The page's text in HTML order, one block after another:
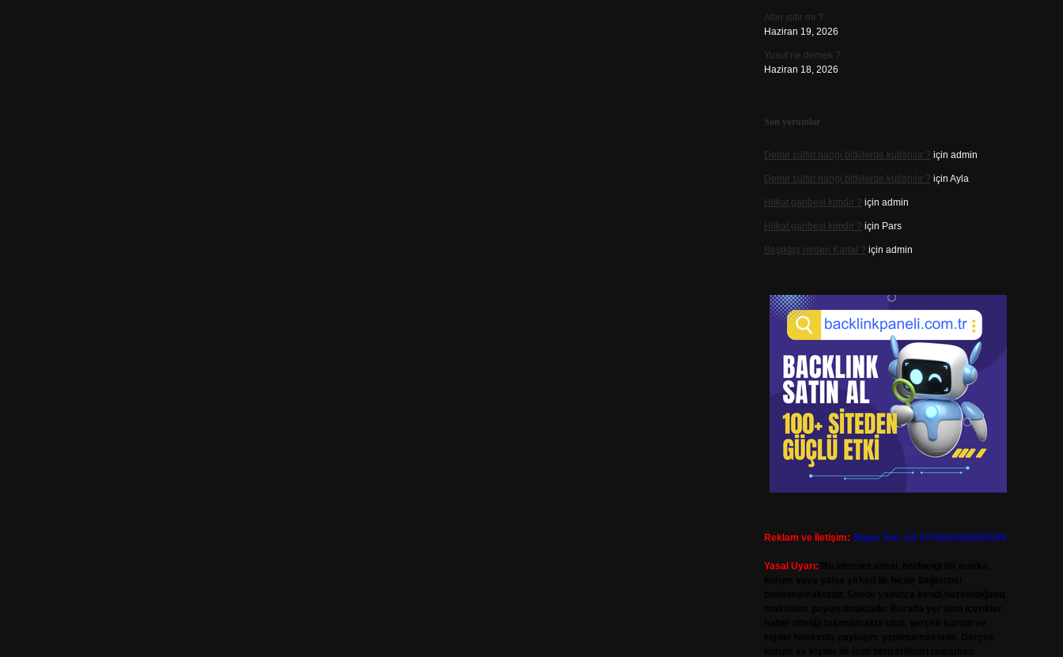
Altın ısıtır mı ?
Haziran 19, 2026
Yusuf ne demek ?
Haziran 18, 2026
Son yorumlar
Demir sülfat hangi bitkilerde kullanılır ? için admin
Demir sülfat hangi bitkilerde kullanılır ? için Ayla
Hilkat garibesi kimdir ? için admin
Hilkat garibesi kimdir ? için Pars
Beşiktaş neden Kartal ? için admin
Reklam ve İletişim: Skype: live:.cid.575569c608265c69
Yasal Uyarı: